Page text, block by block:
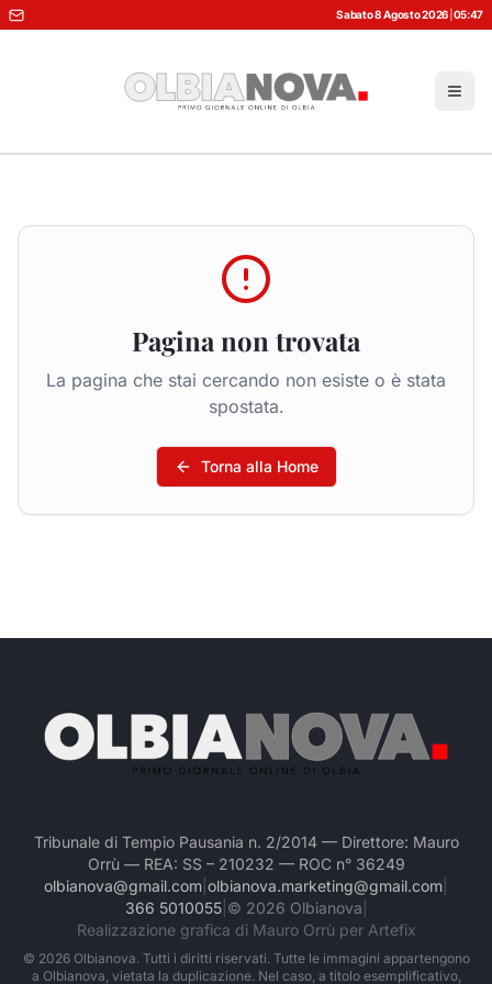
Sabato 8 Agosto 2026 05:47
Pagina non trovata
La pagina che stai cercando non esiste o è stata
spostata.
Torna alla Home
Tribunale di Tempio Pausania n. 2/2014 — Direttore: Mauro
Orrù — REA: SS – 210232 — ROC n° 36249
olbianova@gmail.com olbianova.marketing@gmail.com
366 5010055| © 2026 Olbianova
Realizzazione grafica di Mauro Orrù per Artefix
© 2026Olbianova. Tutti i diritti riservati. Tutte le immagini appartengono
a Olbianova, vietata la duplicazione. Nel caso, a titolo esemplificativo,